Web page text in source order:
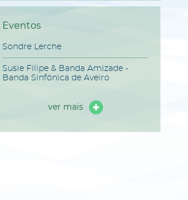
Eventos
Sondre Lerche
Susie Filipe & Banda Amizade -
Banda Sinfónica de Aveiro
ver mais